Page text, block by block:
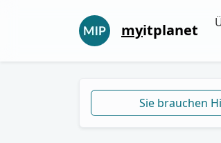
myitplanet
Sie brauchen